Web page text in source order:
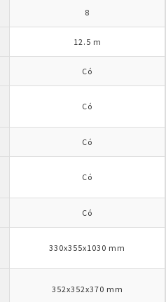
8
12.5 m
Có
Có
Có
Có
Có
330x355x1030 mm
352x352x370 mm